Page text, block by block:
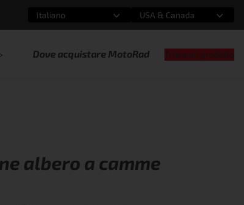
Seleziona un'opzione
Italiano
Seleziona un'opzione
USA & Canada
Dove acquistare MotoRad Trova un prodotto
albero a camme